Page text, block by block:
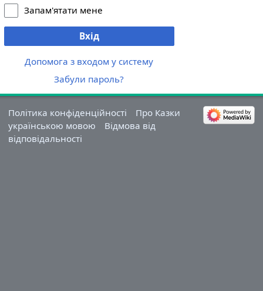
Запам'ятати мене
Вхід
Допомога з входом у систему
Забули пароль?
Політика конфіденційності
Про Казки
українською мовою
Відмова від
відповідальності